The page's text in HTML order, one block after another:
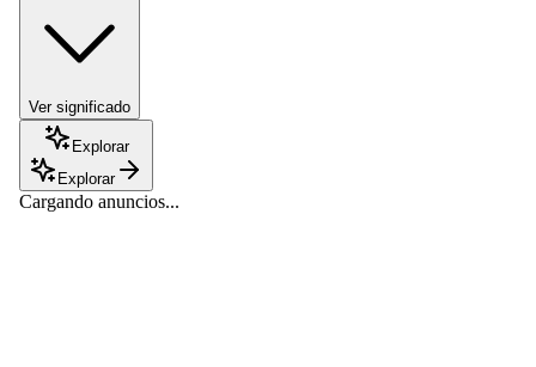
Ver significado
Explorar
Explorar
Cargando anuncios...